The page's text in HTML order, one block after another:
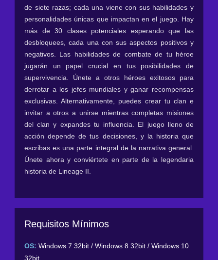
de siete razas; cada una viene con sus habilidades y
personalidades únicas que impactan en el juego. Hay
más de 30 clases potenciales esperando que las
desbloquees, cada una con sus aspectos positivos y
negativos. Las habilidades de combate de tu héroe
jugarán un papel crucial en tus posibilidades de
supervivencia. Únete a otros héroes exitosos para
derrotar a los jefes mundiales y ganar recompensas
exclusivas. Alternativamente, puedes crear tu clan e
invitar a otros a unirse mientras completas misiones
del clan y expandes tu influencia. El juego lleno de
acción depende de tus decisiones, y la historia que
escribas es una parte integral de la narrativa general.
Únete ahora y conviértete en parte de la legendaria
historia de Lineage II.
Requisitos Mínimos
OS: Windows 7 32bit / Windows 8 32bit / Windows 10
32bit